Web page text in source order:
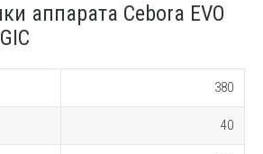
аппарата Cebora EVO
380
40